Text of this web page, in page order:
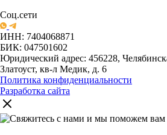
Соц.сети
ИНН: 7404068871
БИК: 047501602
Юридический адрес: 456228,
Златоуст, кв-л Медик, д. 6
Политика конфиденциальности
Разработка сайта